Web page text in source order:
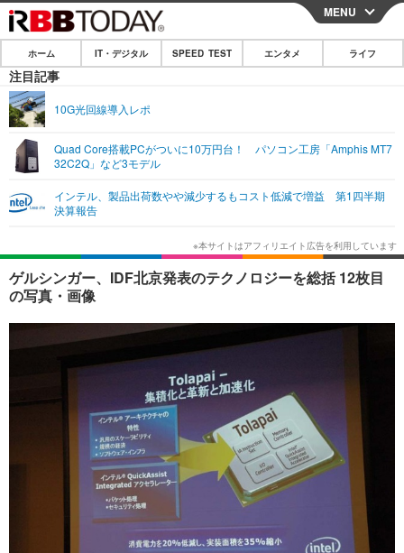
CLOSE
ホーム
IT・デジタル
ネタ
ショッピング その他
SPEED TEST
エンタメ
エンタメTOP
韓国・芸能
音楽 スポーツ
ライフ
ライフTOP グルメ
ペット ショッピング
その他
リリース一覧
プッシュ通知の停止方法
MENU
ホーム IT・デジタル SPEED TEST エンタメ ライフ
注目記事
10G光回線導入レポ
Quad Core搭載PCがついに10万円台！ パソコン工房「Amphis MT7
32C2Q」など3モデル
インテル、製品出荷数やや減少するもコスト低減で増益 第1四半期
決算報告
ゲルシンガー、IDF北京発表のテクノロジーを総括 12枚目
の写真・画像